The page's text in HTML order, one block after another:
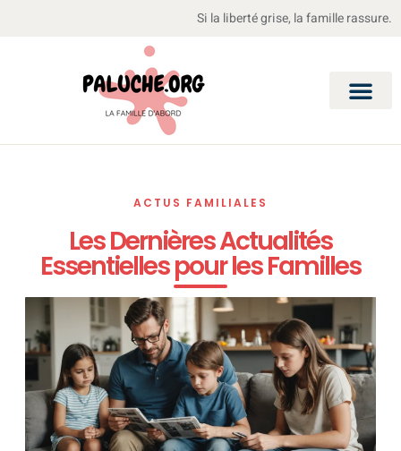
Si la liberté grise, la famille rassure.
ACTUS FAMILIALES
Les Dernières Actualités
Essentielles pour les Familles